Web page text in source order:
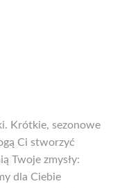
Krótkie, sezonowe
Ci stworzyć
Twoje zmysły:
dla Ciebie